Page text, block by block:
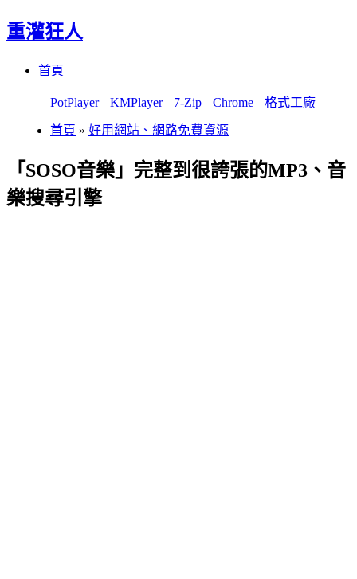
重灌狂人
首頁
PotPlayer KMPlayer 7-Zip Chrome 格式工廠
首頁 » 好用網站、網路免費資源
「SOSO音樂」完整到很誇張的MP3、音
樂搜尋引擎